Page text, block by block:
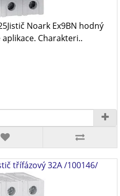
Noark Ex9BN hodný
Charakteri..
třífázový 32A /100146/